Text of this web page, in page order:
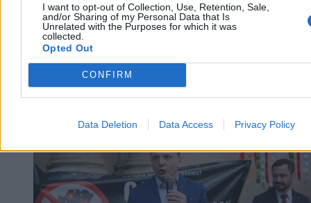
I want to opt-out of Collection, Use, Retention, Sale,
and/or Sharing of my Personal Data that Is
Unrelated with the Purposes for which it was
collected.
Opted Out
CONFIRM
Data Deletion Data Access Privacy Policy